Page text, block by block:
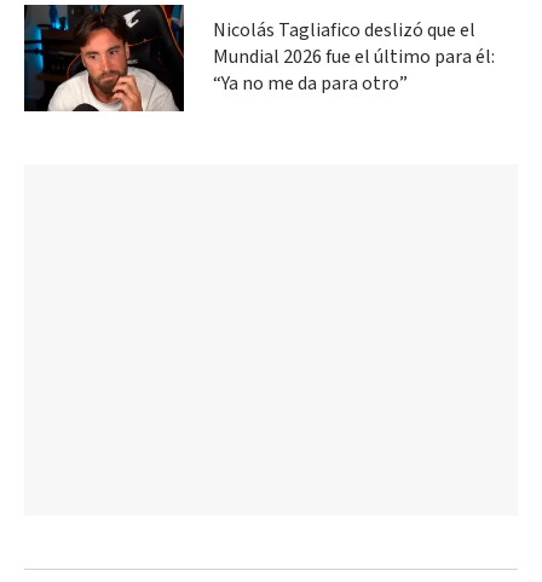
Nicolás Tagliafico deslizó que el
Mundial 2026 fue el último para él:
“Ya no me da para otro”